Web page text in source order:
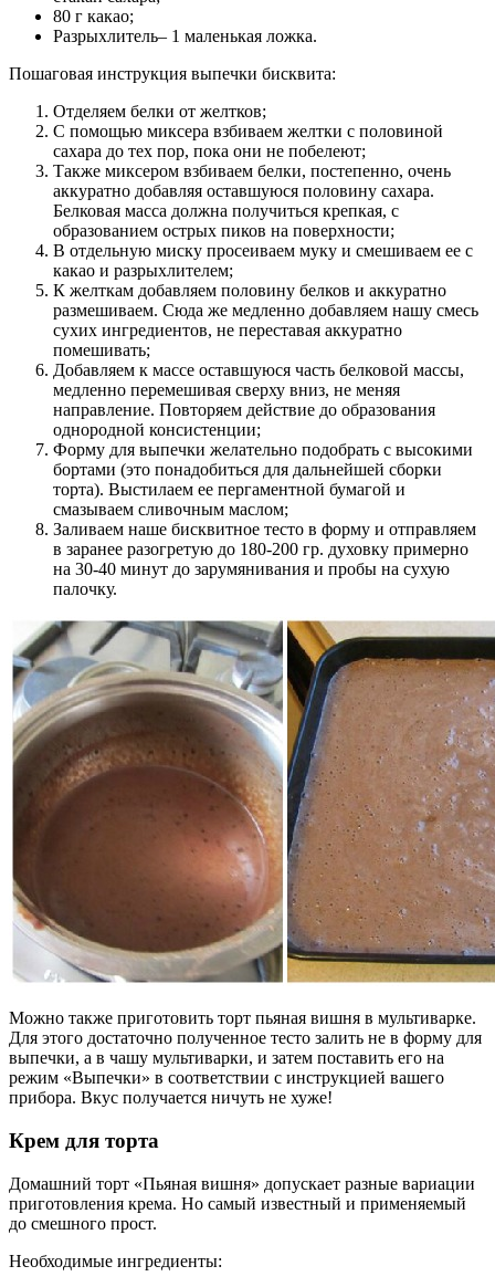
80 г какао;
Разрыхлитель– 1 маленькая ложка.
Пошаговая инструкция выпечки бисквита:
Отделяем белки от желтков;
С помощью миксера взбиваем желтки с половиной
сахара до тех пор, пока они не побелеют;
Также миксером взбиваем белки, постепенно, очень
аккуратно добавляя оставшуюся половину сахара.
Белковая масса должна получиться крепкая, с
образованием острых пиков на поверхности;
В отдельную миску просеиваем муку и смешиваем ее с
какао и разрыхлителем;
К желткам добавляем половину белков и аккуратно
размешиваем. Сюда же медленно добавляем нашу смесь
сухих ингредиентов, не переставая аккуратно
помешивать;
Добавляем к массе оставшуюся часть белковой массы,
медленно перемешивая сверху вниз, не меняя
направление. Повторяем действие до образования
однородной консистенции;
Форму для выпечки желательно подобрать с высокими
бортами (это понадобиться для дальнейшей сборки
торта). Выстилаем ее пергаментной бумагой и
смазываем сливочным маслом;
Заливаем наше бисквитное тесто в форму и отправляем
в заранее разогретую до 180-200 гр. духовку примерно
на 30-40 минут до зарумянивания и пробы на сухую
палочку.
Можно также приготовить торт пьяная вишня в мультиварке.
Для этого достаточно полученное тесто залить не в форму для
выпечки, а в чашу мультиварки, и затем поставить его на
режим «Выпечки» в соответствии с инструкцией вашего
прибора. Вкус получается ничуть не хуже!
Крем для торта
Домашний торт «Пьяная вишня» допускает разные вариации
приготовления крема. Но самый известный и применяемый
до смешного прост.
Необходимые ингредиенты: